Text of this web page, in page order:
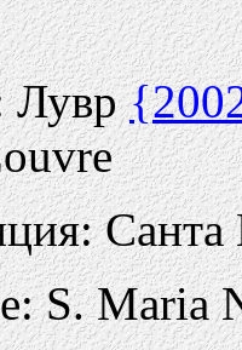
Лувр
S. Maria